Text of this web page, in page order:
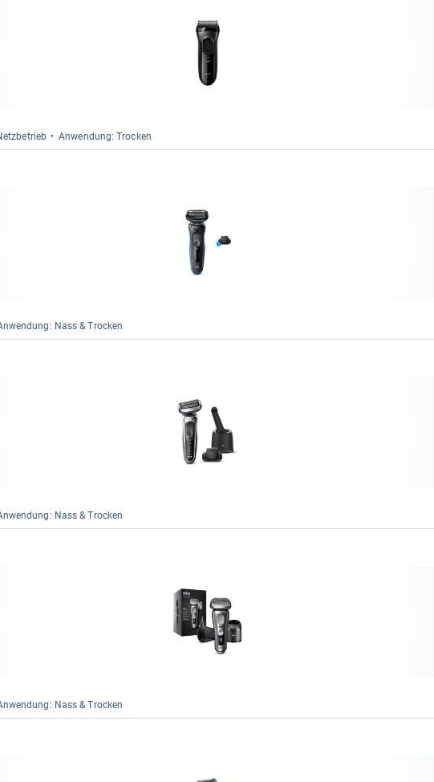
Anwen­dung: Tro­cken
Nass & Tro­cken
Nass & Tro­cken
Nass & Tro­cken